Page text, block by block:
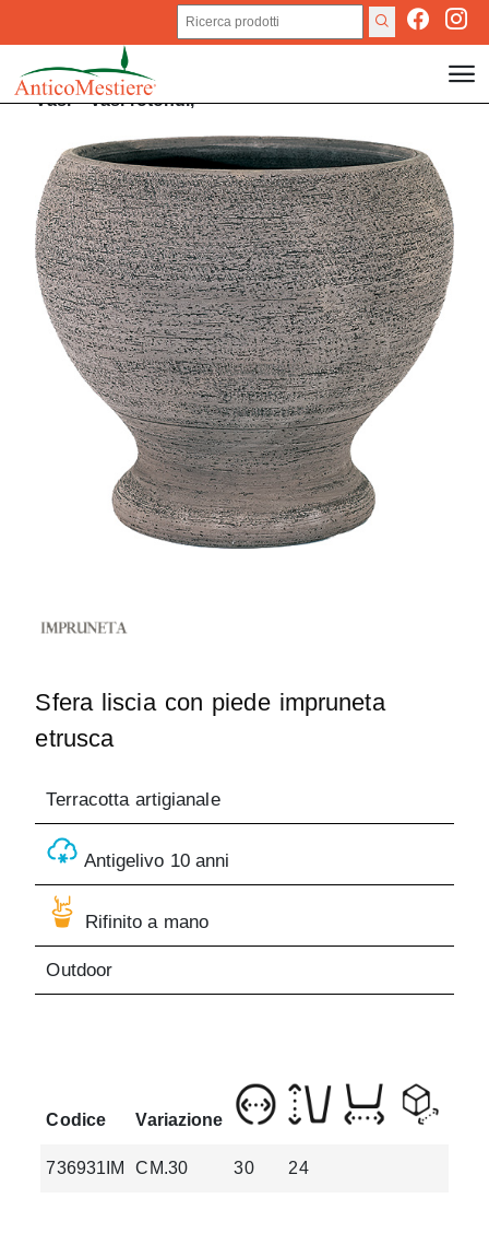
Vasi>Vasi rotondi,
Sfera liscia con piede impruneta
etrusca
Terracotta artigianale
Antigelivo 10 anni
Rifinito a mano
Outdoor
Codice Variazione
736931IM CM.30 30 24